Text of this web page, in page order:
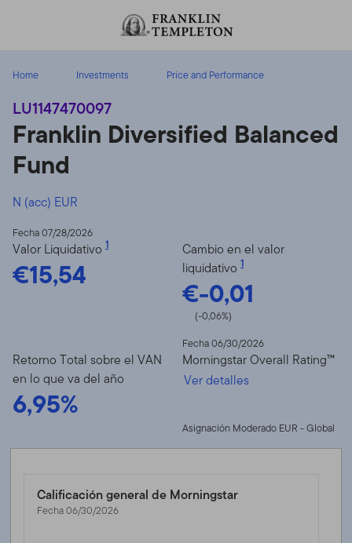
Home Investments Price and Performance
LU1147470097
Franklin Diversified Balanced
Fund
N (acc) EUR
Fecha 07/28/2026
Valor Liquidativo 1
€15,54
Cambio en el valor
liquidativo 1
€-0,01
(-0,06%)
Retorno Total sobre el VAN
en lo que va del año
6,95%
Fecha 06/30/2026
Morningstar Overall Rating™
Ver detalles
Asignación Moderado EUR - Global
Calificación general de Morningstar
Fecha 06/30/2026